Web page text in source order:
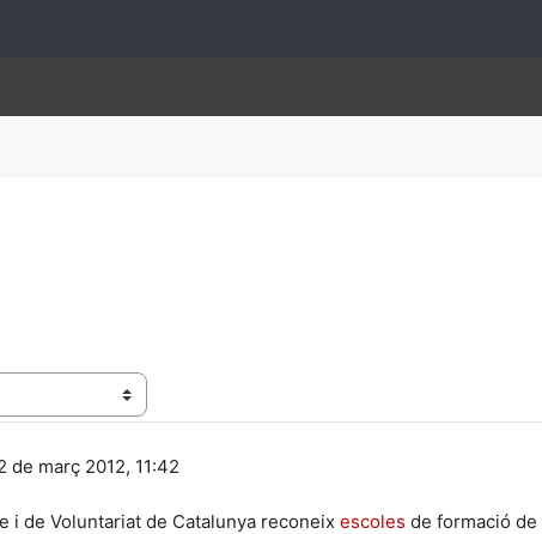
de març 2012, 11:42
i de Voluntariat de Catalunya reconeix escoles de formació